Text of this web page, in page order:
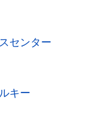
センター
キー